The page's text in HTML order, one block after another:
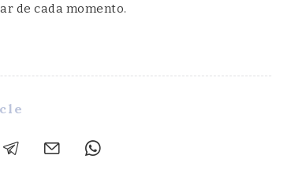
de cada momento.